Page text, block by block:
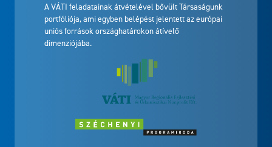
A VÁTI feladatainak átvételével bővült Társaságunk
portfóliója, ami egyben belépést jelentett az európai
uniós források országhatárokon átívelő
dimenziójába.